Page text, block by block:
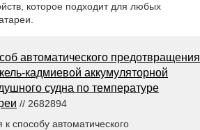
которое подходит для любых
автоматического предотвращения
кадмиевой аккумуляторной
судна по температуре
// 2682894
способу автоматического